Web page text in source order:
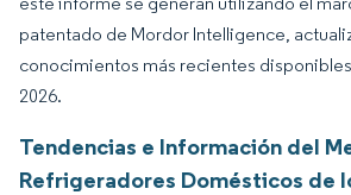
patentado de Mordor Intelligence,
conocimientos más recientes
2026.
Tendencias e Información del
Refrigeradores Domésticos de